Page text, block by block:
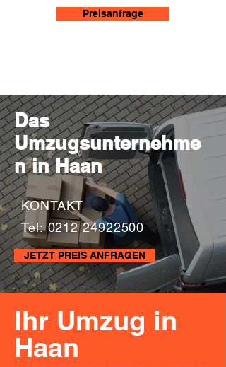
Preisanfrage
Das
Umzugsunternehme
n in Haan
KONTAKT
Tel: 0212 24922500
JETZT PREIS ANFRAGEN
Ihr Umzug in
Haan